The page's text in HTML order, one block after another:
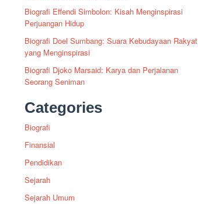
Biografi Effendi Simbolon: Kisah Menginspirasi
Perjuangan Hidup
Biografi Doel Sumbang: Suara Kebudayaan Rakyat
yang Menginspirasi
Biografi Djoko Marsaid: Karya dan Perjalanan
Seorang Seniman
Categories
Biografi
Finansial
Pendidikan
Sejarah
Sejarah Umum